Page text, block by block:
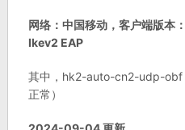
网络：中国移动，客户端版本
Ikev2 EAP
其中，hk2-auto-cn2-udp-obf
正常）